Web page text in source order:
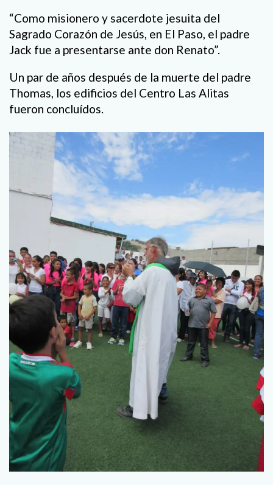
“Como misionero y sacerdote jesuita del
Sagrado Corazón de Jesús, en El Paso, el padre
Jack fue a presentarse ante don Renato”.
Un par de años después de la muerte del padre
Thomas, los edificios del Centro Las Alitas
fueron concluídos.